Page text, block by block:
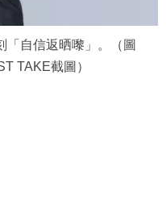
「自信返晒嚟」。（圖
TAKE截圖）